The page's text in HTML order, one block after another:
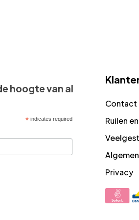
hoogte van al
* indicates required
Contact
Ruilen
Privacy